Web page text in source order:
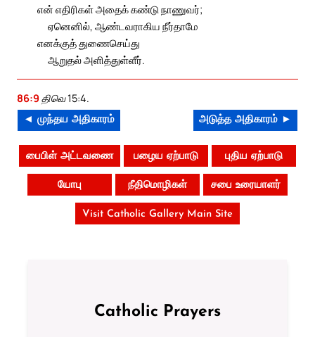
என் எதிரிகள் அதைக் கண்டு நாணுவர்;
ஏனெனில், ஆண்டவராகிய நீர்தாமே
எனக்குத் துணைசெய்து
ஆறுதல் அளித்துள்ளீர்.
86:9 திவெ 15:4.
◄ முந்தய அதிகாரம் அடுத்த அதிகாரம் ►
பைபிள் அட்டவணை பழைய ஏற்பாடு புதிய ஏற்பாடு
யோபு நீதிமொழிகள் சபை உரையாளர்
Visit Catholic Gallery Main Site
Catholic Prayers